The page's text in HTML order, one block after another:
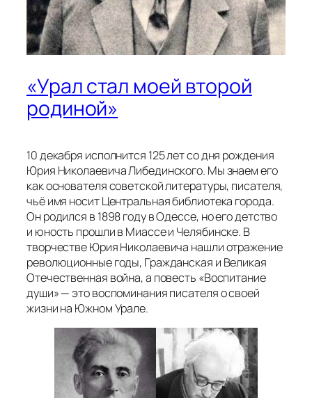
«Урал стал моей второй
родиной»
10 декабря исполнится 125 лет со дня рождения
Юрия Николаевича Либединского. Мы знаем его
как основателя советской литературы, писателя,
чьё имя носит Центральная библиотека города.
Он родился в 1898 году в Одессе, но его детство
и юность прошли в Миассе и Челябинске. В
творчестве Юрия Николаевича нашли отражение
революционные годы, Гражданская и Великая
Отечественная война, а повесть «Воспитание
души» — это воспоминания писателя о своей
жизни на Южном Урале.